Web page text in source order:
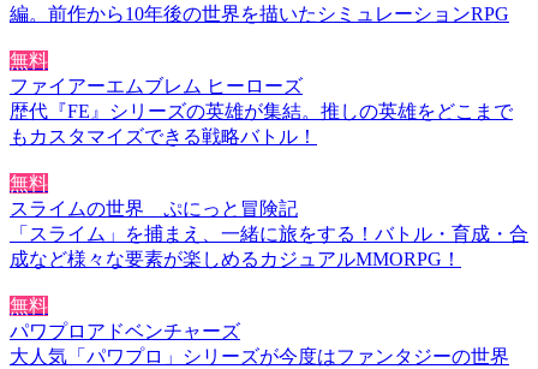
編。前作から10年後の世界を描いたシミュレーションRPG
無料
ファイアーエムブレム ヒーローズ
歴代『FE』シリーズの英雄が集結。推しの英雄をどこまで
もカスタマイズできる戦略バトル！
無料
スライムの世界 ぷにっと冒険記
「スライム」を捕まえ、一緒に旅をする！バトル・育成・合
成など様々な要素が楽しめるカジュアルMMORPG！
無料
パワプロアドベンチャーズ
大人気「パワプロ」シリーズが今度はファンタジーの世界